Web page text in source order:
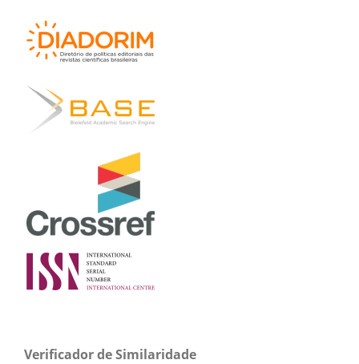
Verificador de Similaridade